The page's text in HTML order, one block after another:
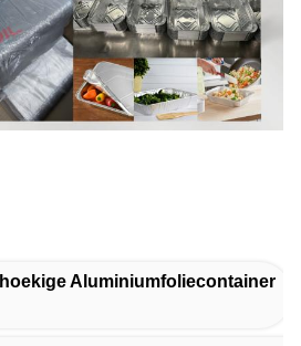
Aluminiumfoliecontainer